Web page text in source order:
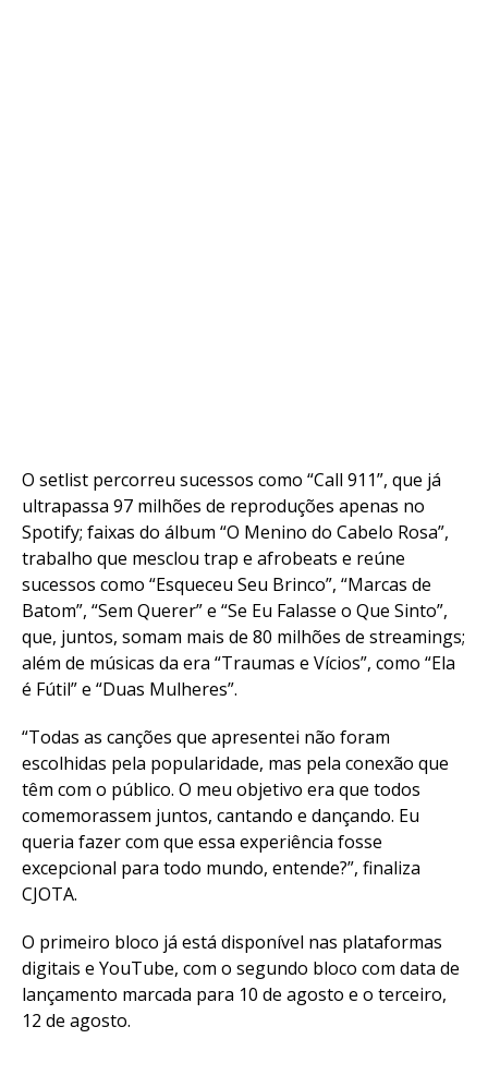
O setlist percorreu sucessos como “Call 911”, que já
ultrapassa 97 milhões de reproduções apenas no
Spotify; faixas do álbum “O Menino do Cabelo Rosa”,
trabalho que mesclou trap e afrobeats e reúne
sucessos como “Esqueceu Seu Brinco”, “Marcas de
Batom”, “Sem Querer” e “Se Eu Falasse o Que Sinto”,
que, juntos, somam mais de 80 milhões de streamings;
além de músicas da era “Traumas e Vícios”, como “Ela
é Fútil” e “Duas Mulheres”.
“Todas as canções que apresentei não foram
escolhidas pela popularidade, mas pela conexão que
têm com o público. O meu objetivo era que todos
comemorassem juntos, cantando e dançando. Eu
queria fazer com que essa experiência fosse
excepcional para todo mundo, entende?”, finaliza
CJOTA.
O primeiro bloco já está disponível nas plataformas
digitais e YouTube, com o segundo bloco com data de
lançamento marcada para 10 de agosto e o terceiro,
12 de agosto.